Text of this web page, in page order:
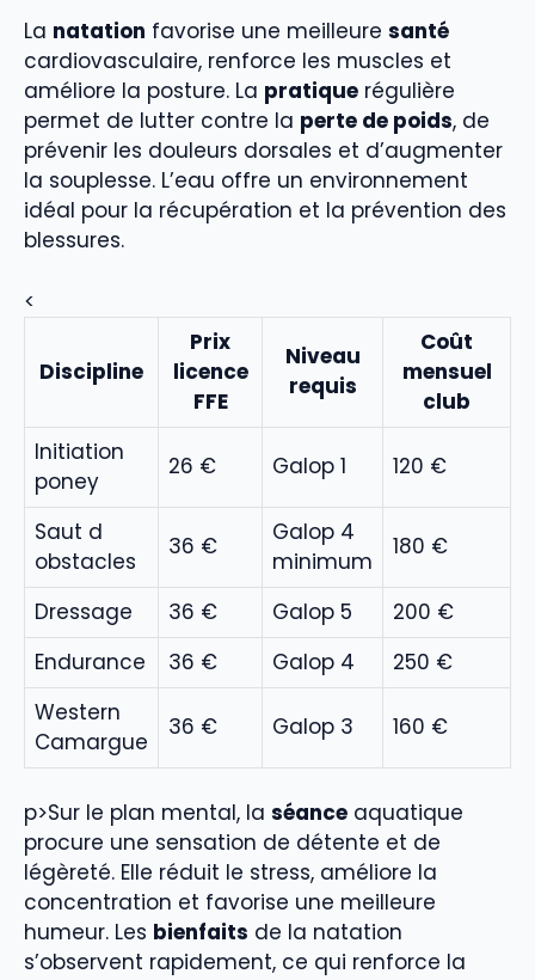
La natation favorise une meilleure santé
cardiovasculaire, renforce les muscles et
améliore la posture. La pratique régulière
permet de lutter contre la perte de poids, de
prévenir les douleurs dorsales et d’augmenter
la souplesse. L’eau offre un environnement
idéal pour la récupération et la prévention des
blessures.
<
Discipline
Prix
licence
FFE
Niveau
requis
Coût
mensuel
club
Initiation
poney
26 € Galop 1 120 €
Saut d
obstacles
36 €
Galop 4
minimum
180 €
Dressage 36 € Galop 5
200 €
Endurance
36 € Galop 4
250 €
Western
Camargue
36 € Galop 3 160 €
p>Sur le plan mental, la séance aquatique
procure une sensation de détente et de
légèreté. Elle réduit le stress, améliore la
concentration et favorise une meilleure
humeur. Les bienfaits de la natation
s’observent rapidement, ce qui renforce la